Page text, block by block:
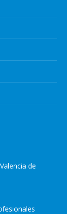
de